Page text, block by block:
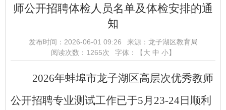
师公开招聘体检人员名单及体检安排的通
知
发布时间： 2026-06-01 09:26 来源： 龙子湖区教育局
阅读次数： 1265次 字体：【大 中 小】
2026年蚌埠市龙子湖区高层次优秀教师
公开招聘专业测试工作已于5月23-24日顺利